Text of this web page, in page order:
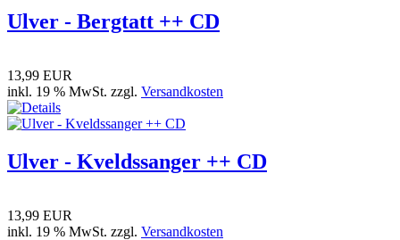
Ulver - Bergtatt ++ CD
13,99 EUR
inkl. 19 % MwSt. zzgl. Versandkosten
Ulver - Kveldssanger ++ CD
13,99 EUR
inkl. 19 % MwSt. zzgl. Versandkosten